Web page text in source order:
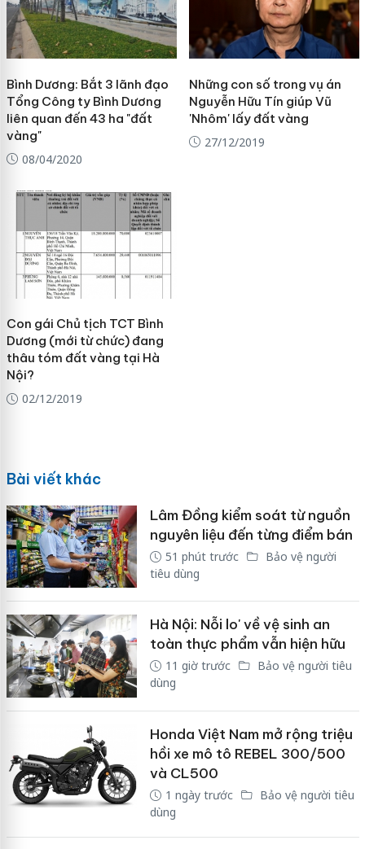
Bình Dương: Bắt 3 lãnh đạo
Tổng Công ty Bình Dương
liên quan đến 43 ha "đất
vàng"
08/04/2020
Những con số trong vụ án
Nguyễn Hữu Tín giúp Vũ
'Nhôm' lấy đất vàng
27/12/2019
Con gái Chủ tịch TCT Bình
Dương (mới từ chức) đang
thâu tóm đất vàng tại Hà
Nội?
02/12/2019
Bài viết khác
Lâm Đồng kiểm soát từ nguồn
nguyên liệu đến từng điểm bán
51 phút trước
Bảo vệ người
tiêu dùng
Hà Nội: Nỗi lo' về vệ sinh an
toàn thực phẩm vẫn hiện hữu
11 giờ trước
Bảo vệ người tiêu
dùng
Honda Việt Nam mở rộng triệu
hồi xe mô tô REBEL 300/500
và CL500
1 ngày trước
Bảo vệ người tiêu
dùng